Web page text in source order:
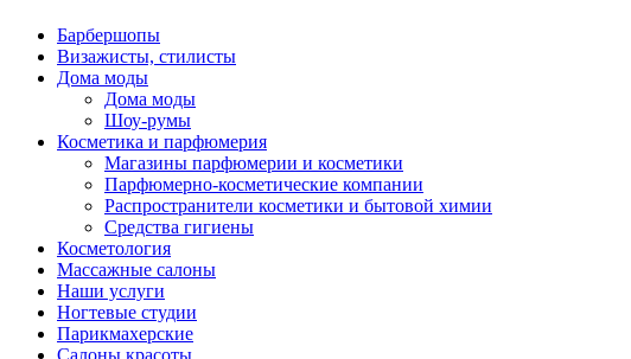
Барбершопы
Визажисты, стилисты
Дома моды
Дома моды
Шоу-румы
Косметика и парфюмерия
Магазины парфюмерии и косметики
Парфюмерно-косметические компании
Распространители косметики и бытовой химии
Средства гигиены
Косметология
Массажные салоны
Наши услуги
Ногтевые студии
Парикмахерские
Салоны красоты